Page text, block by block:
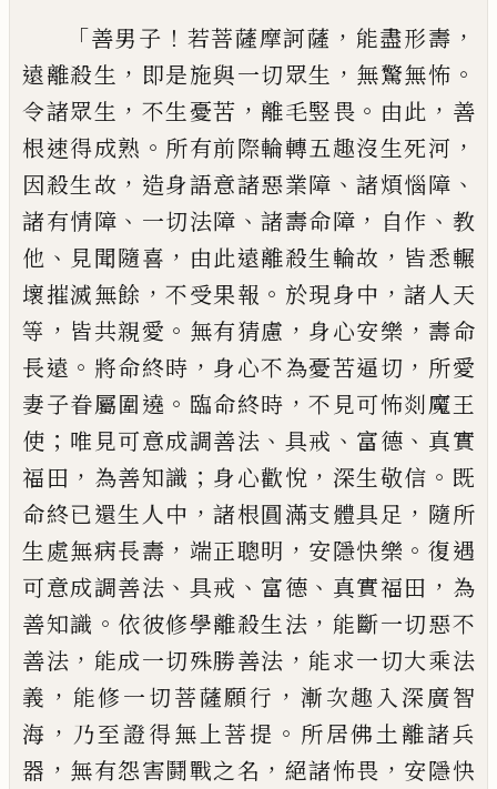
「善男子 ！ 若菩薩摩訶薩 ， 能盡形壽 ，
遠離殺生 ， 即是施與一切眾生 ， 無驚無怖 。
令諸眾生 ， 不生憂苦 ， 離毛竪畏 。 由此 ， 善
根速得成熟 。 所有前際輪轉五趣沒生死河 ，
因殺生故 ， 造身語意諸惡業障 、諸煩惱障 、
諸有情障 、 一切法障 、諸壽命障 ， 自作 、 教
他 、 見聞隨喜 ， 由此遠離殺生輪故 ， 皆悉輾
壞摧滅無餘 ，不受果報 。 於現身中 ，諸人天
等 ， 皆共親愛 。 無有猜慮 ， 身心安樂 ， 壽命
長遠 。 將命終時 ， 身心不為憂苦逼切 ， 所愛
妻子眷屬圍遶 。 臨命終時 ，不見可怖剡魔王
使 ； 唯見可意成調善法 、 具戒 、 富德 、 真實
福田 ， 為善知識 ； 身心歡悅 ， 深生敬信 。 既
命終已還生人中 ，諸根圓滿支體具足 ， 隨所
生處無病長壽 ， 端正聰明 ， 安隱快樂 。復遇
可意成調善法 、 具戒 、 富德 、 真實福田 ， 為
善知識 。 依彼修學離殺生法 ， 能斷一切惡不
善法 ， 能成一切殊勝善法 ， 能求一切大乘法
義 ， 能修一切菩薩願行 ， 漸次趣入深廣智
海 ， 乃至證得無上菩提 。 所居佛土離諸兵
器 ， 無有怨害鬪戰之名 ， 絕諸怖畏 ， 安隱快